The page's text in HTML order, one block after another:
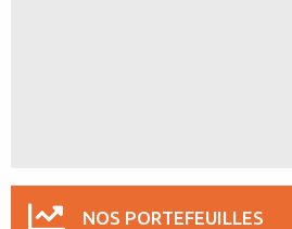
NOS PORTEFEUILLES